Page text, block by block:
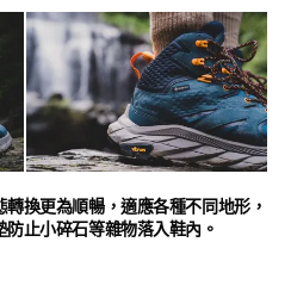
換更為順暢，適應各種不同地形，
止小碎石等雜物落入鞋內。